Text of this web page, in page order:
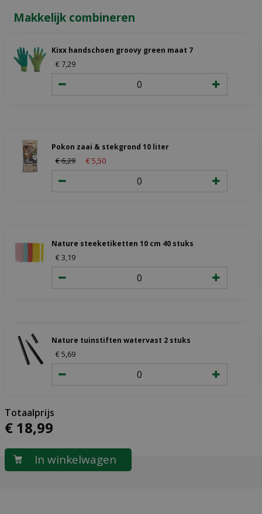
Makkelijk combineren
Kixx handschoen groovy green maat 7
€ 7 29
Pokon zaai & stekgrond 10 liter
€6,29 €5 50
Nature steeketiketten 10 cm 40 stuks
€3 19
Nature tuinstiften watervast 2 stuks
€5 69
€ 18,99